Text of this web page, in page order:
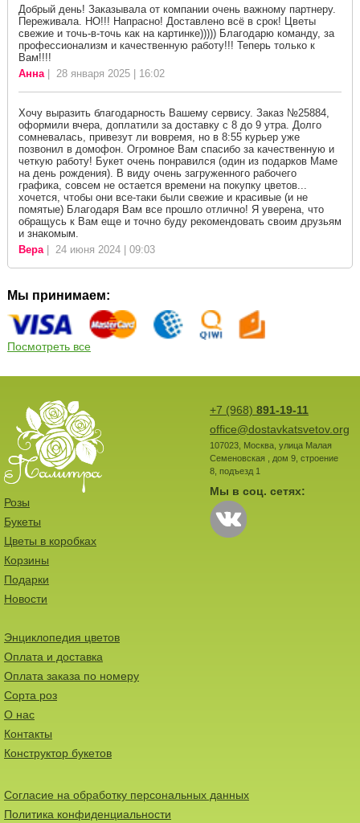
Добрый день! Заказывала от компании очень важному партнеру.
Переживала. НО!!! Напрасно! Доставлено всё в срок! Цветы
свежие и точь-в-точь как на картинке))))) Благодарю команду, за
профессионализм и качественную работу!!! Теперь только к
Вам!!!!
Анна| 28 января 2025 | 16:02
Хочу выразить благодарность Вашему сервису. Заказ №25884,
оформили вчера, доплатили за доставку с 8 до 9 утра. Долго
сомневалась, привезут ли вовремя, но в 8:55 курьер уже
позвонил в домофон. Огромное Вам спасибо за качественную и
четкую работу! Букет очень понравился (один из подарков Маме
на день рождения). В виду очень загруженного рабочего
графика, совсем не остается времени на покупку цветов...
хочется, чтобы они все-таки были свежие и красивые (и не
помятые) Благодаря Вам все прошло отлично! Я уверена, что
обращусь к Вам еще и точно буду рекомендовать своим друзьям
и знакомым.
Вера| 24 июня 2024 | 09:03
Мы принимаем:
Посмотреть все
+7 (968) 891-19-11
office@dostavkatsvetov.org
107023, Москва, улица Малая
Семеновская , дом 9, строение
8, подъезд 1
Мы в соц. сетях:
Розы
Букеты
Цветы в коробках
Корзины
Подарки
Новости
Энциклопедия цветов
Оплата и доставка
Оплата заказа по номеру
Сорта роз
О нас
Контакты
Конструктор букетов
Согласие на обработку персональных данных
Политика конфиденциальности